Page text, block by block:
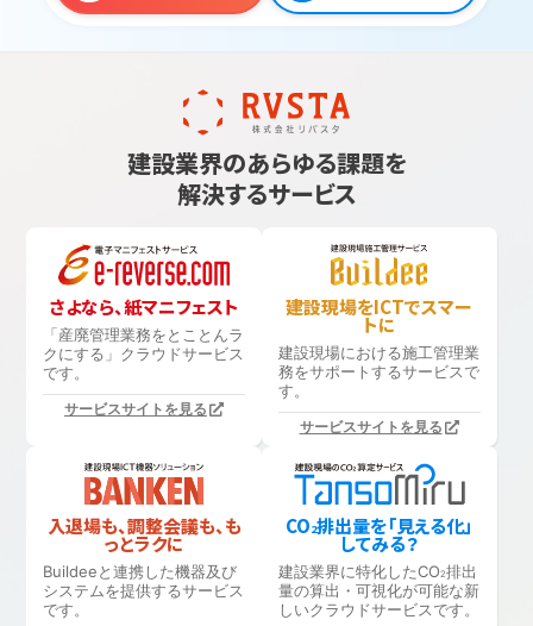
建設業界のあらゆる課題を
解決するサービス
さよなら、紙マニフェスト
「産廃管理業務をとことんラ
クにする」 クラウドサービス
です。
サービスサイトを見る
建設現場をICTでスマー
トに
建設現場における施工管理業
務をサポートするサービスで
す。
サービスサイトを見る
入退場も、調整会議も、も
っとラクに
Buildeeと連携した機器及び
システムを提供するサービス
です。
CO2排出量を「見える化」
してみる？
建設業界に特化したCO2排出
量の算出・可視化が可能な新
しいクラウドサービスです。